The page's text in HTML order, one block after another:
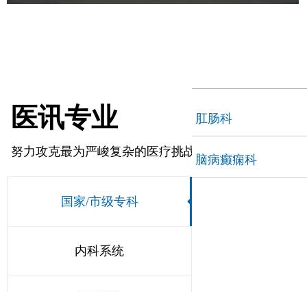
医讯专业
努力攻克最为严峻复杂的医疗挑战
国家/市级专科
内科系统
肛肠科
脑病癫痫科